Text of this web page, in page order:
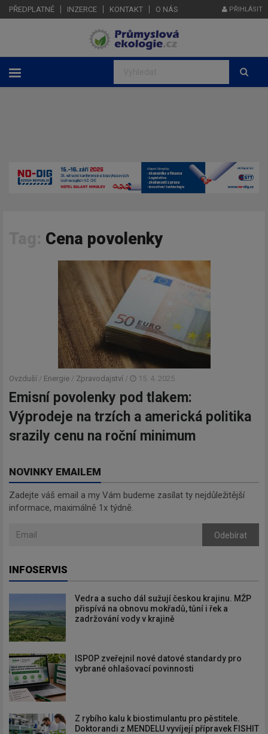
PŘEDPLATNÉ INZERCE KONTAKT O NÁS PŘIHLÁSIT
Cena povolenky
Ovzduší / Energie / Zpravodajství / 15. 4. 2025
Emisní povolenky pod tlakem:
Výprodeje na trzích a americká politika
srazily cenu na roční minimum
NOVINKY EMAILEM
Zadejte váš email a my Vám budeme zasílat ty nejdůležitější
informace, maximálně 1x týdně.
Odebírat
INFOSERVIS
Vedra a sucho dál sužují českou krajinu. MŽP
přispívá na obnovu mokřadů, tůní i řek a
zadržování vody v krajině
ISPOP zveřejnil nové datové standardy pro
vybrané ohlašovací povinnosti
Z rybího kalu k biostimulantu pro pěstitele.
Doktorandi z MENDELU vyvíjejí přípravek FISHIT